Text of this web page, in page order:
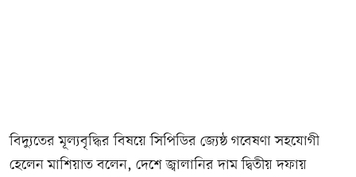
বিদ্যুতের মূল্যবৃদ্ধির বিষয়ে সিপিডির জ্যেষ্ঠ গবেষণা সহযোগী
হেলেন মাশিয়াত বলেন, দেশে জ্বালানির দাম দ্বিতীয় দফায়